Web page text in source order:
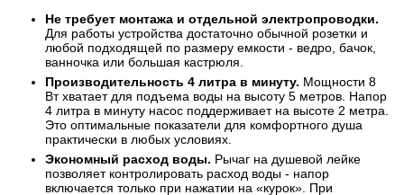
Не требует монтажа и отдельной электропроводки.
Для работы устройства достаточно обычной розетки и
любой подходящей по размеру емкости - ведро, бачок,
ванночка или большая кастрюля.
Производительность 4 литра в минуту. Мощности 8
Вт хватает для подъема воды на высоту 5 метров. Напор
4 литра в минуту насос поддерживает на высоте 2 метра.
Это оптимальные показатели для комфортного душа
практически в любых условиях.
Экономный расход воды. Рычаг на душевой лейке
позволяет контролировать расход воды - напор
включается только при нажатии на «курок». При